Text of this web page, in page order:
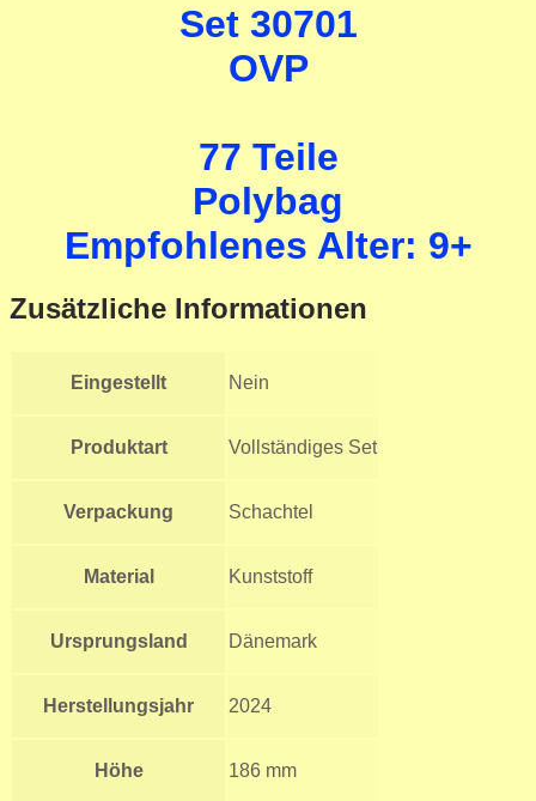
Set 30701
OVP
77 Teile
Polybag
Empfohlenes Alter: 9+
Zusätzliche Informationen
Eingestellt Nein
Produktart Vollständiges Set
Verpackung Schachtel
Material Kunststoff
Ursprungsland Dänemark
Herstellungsjahr 2024
Höhe 186 mm